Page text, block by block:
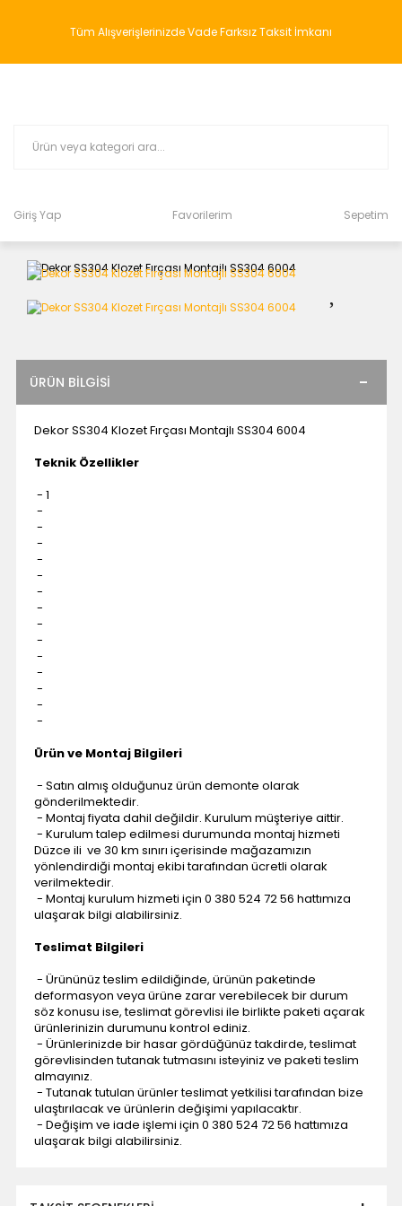
Tüm Alışverişlerinizde Vade Farksız Taksit İmkanı
Giriş Yap Favorilerim Sepetim
ÜRÜN BILGISI
Dekor SS304 Klozet Fırçası Montajlı SS304 6004
Teknik Özellikler
- 1
-
-
-
-
-
-
-
-
-
-
-
-
-
-
Ürün ve Montaj Bilgileri
- Satın almış olduğunuz ürün demonte olarak
gönderilmektedir.
- Montaj fiyata dahil değildir. Kurulum müşteriye aittir.
- Kurulum talep edilmesi durumunda montaj hizmeti
Düzce ili ve 30 km sınırı içerisinde mağazamızın
yönlendirdiği montaj ekibi tarafından ücretli olarak
verilmektedir.
- Montaj kurulum hizmeti için 0 380 524 72 56 hattımıza
ulaşarak bilgi alabilirsiniz.
Teslimat Bilgileri
- Ürününüz teslim edildiğinde, ürünün paketinde
deformasyon veya ürüne zarar verebilecek bir durum
söz konusu ise, teslimat görevlisi ile birlikte paketi açarak
ürünlerinizin durumunu kontrol ediniz.
- Ürünlerinizde bir hasar gördüğünüz takdirde, teslimat
görevlisinden tutanak tutmasını isteyiniz ve paketi teslim
almayınız.
- Tutanak tutulan ürünler teslimat yetkilisi tarafından bize
ulaştırılacak ve ürünlerin değişimi yapılacaktır.
- Değişim ve iade işlemi için 0 380 524 72 56 hattımıza
ulaşarak bilgi alabilirsiniz.